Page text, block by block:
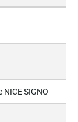
NICE SIGNO